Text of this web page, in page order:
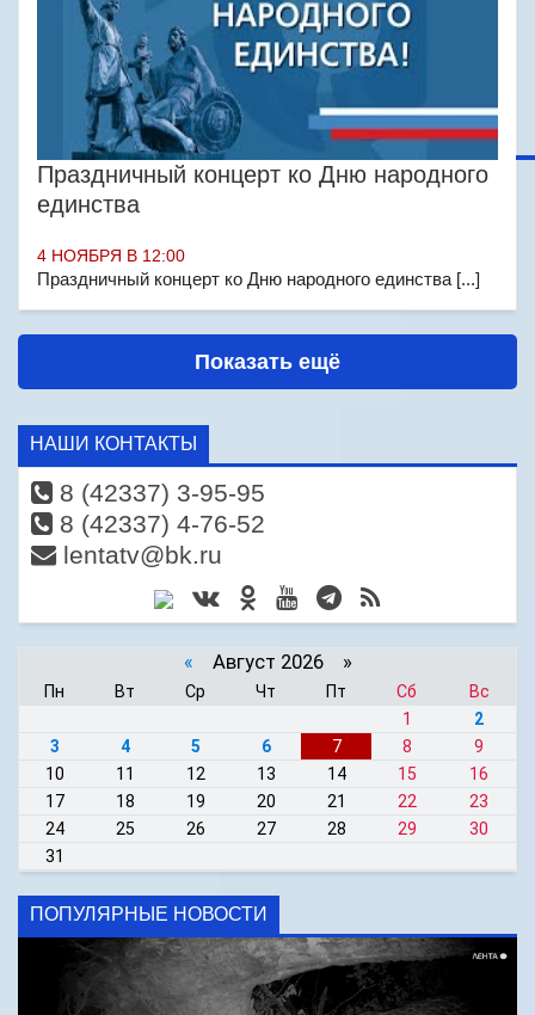
Праздничный концерт ко Дню народного
единства
4 НОЯБРЯ В 12:00
Праздничный концерт ко Дню народного единства [...]
Показать ещё
НАШИ КОНТАКТЫ
8 (42337) 3-95-95
8 (42337) 4-76-52
lentatv@bk.ru
« Август 2026 »
Пн Вт Ср Чт Пт Сб
Вс
1
2
3
4 5 6 7 8
9
10
11 12 13 14 15
16
17
18 19 20 21 22
23
24
25 26 27 28 29
30
31
ПОПУЛЯРНЫЕ НОВОСТИ